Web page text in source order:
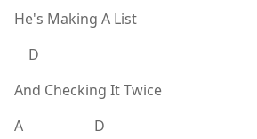
He's Making A List
D
And Checking It Twice
A D